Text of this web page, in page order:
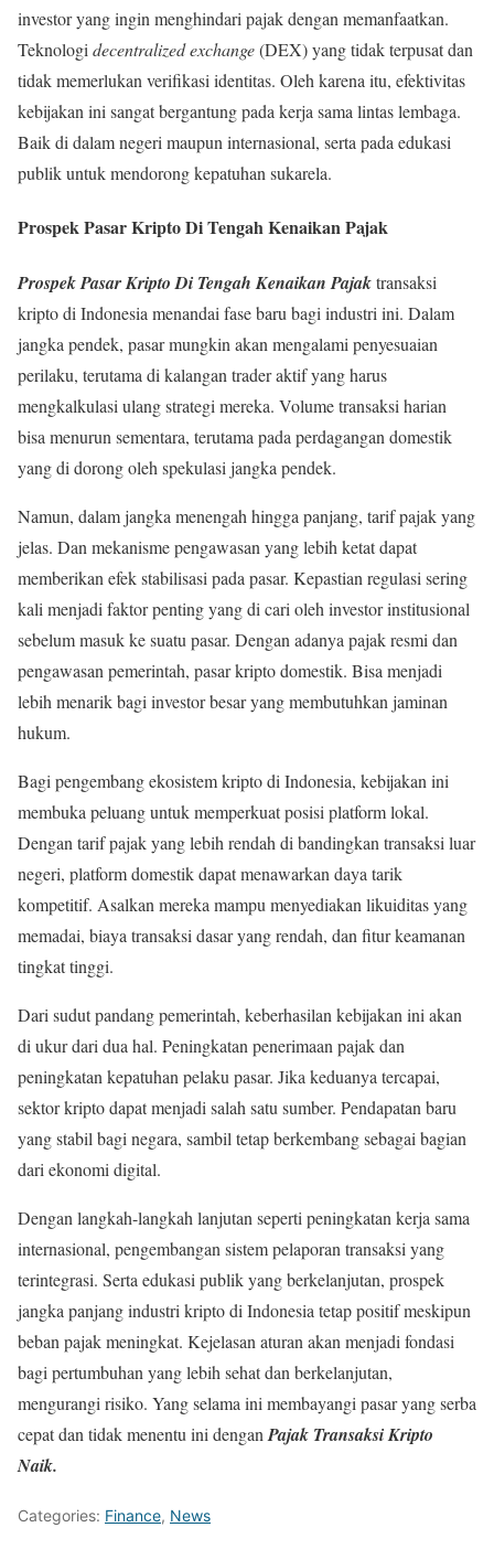
investor yang ingin menghindari pajak dengan memanfaatkan.
Teknologi decentralized exchange(DEX) yang tidak terpusat dan
tidak memerlukan verifikasi identitas. Oleh karena itu, efektivitas
kebijakan ini sangat bergantung pada kerja sama lintas lembaga.
Baik di dalam negeri maupun internasional, serta pada edukasi
publik untuk mendorong kepatuhan sukarela.
Prospek Pasar Kripto Di Tengah Kenaikan Pajak
Prospek Pasar Kripto Di Tengah Kenaikan Pajaktransaksi
kripto di Indonesia menandai fase baru bagi industri ini. Dalam
jangka pendek, pasar mungkin akan mengalami penyesuaian
perilaku, terutama di kalangan trader aktif yang harus
mengkalkulasi ulang strategi mereka. Volume transaksi harian
bisa menurun sementara, terutama pada perdagangan domestik
yang di dorong oleh spekulasi jangka pendek.
Namun, dalam jangka menengah hingga panjang, tarif pajak yang
jelas. Dan mekanisme pengawasan yang lebih ketat dapat
memberikan efek stabilisasi pada pasar. Kepastian regulasi sering
kali menjadi faktor penting yang di cari oleh investor institusional
sebelum masuk ke suatu pasar. Dengan adanya pajak resmi dan
pengawasan pemerintah, pasar kripto domestik. Bisa menjadi
lebih menarik bagi investor besar yang membutuhkan jaminan
hukum.
Bagi pengembang ekosistem kripto di Indonesia, kebijakan ini
membuka peluang untuk memperkuat posisi platform lokal.
Dengan tarif pajak yang lebih rendah di bandingkan transaksi luar
negeri, platform domestik dapat menawarkan daya tarik
kompetitif. Asalkan mereka mampu menyediakan likuiditas yang
memadai, biaya transaksi dasar yang rendah, dan fitur keamanan
tingkat tinggi.
Dari sudut pandang pemerintah, keberhasilan kebijakan ini akan
di ukur dari dua hal. Peningkatan penerimaan pajak dan
peningkatan kepatuhan pelaku pasar. Jika keduanya tercapai,
sektor kripto dapat menjadi salah satu sumber. Pendapatan baru
yang stabil bagi negara, sambil tetap berkembang sebagai bagian
dari ekonomi digital.
Dengan langkah-langkah lanjutan seperti peningkatan kerja sama
internasional, pengembangan sistem pelaporan transaksi yang
terintegrasi. Serta edukasi publik yang berkelanjutan, prospek
jangka panjang industri kripto di Indonesia tetap positif meskipun
beban pajak meningkat. Kejelasan aturan akan menjadi fondasi
bagi pertumbuhan yang lebih sehat dan berkelanjutan,
mengurangi risiko. Yang selama ini membayangi pasar yang serba
cepat dan tidak menentu ini dengan Pajak Transaksi Kripto
Naik.
Categories: Finance, News